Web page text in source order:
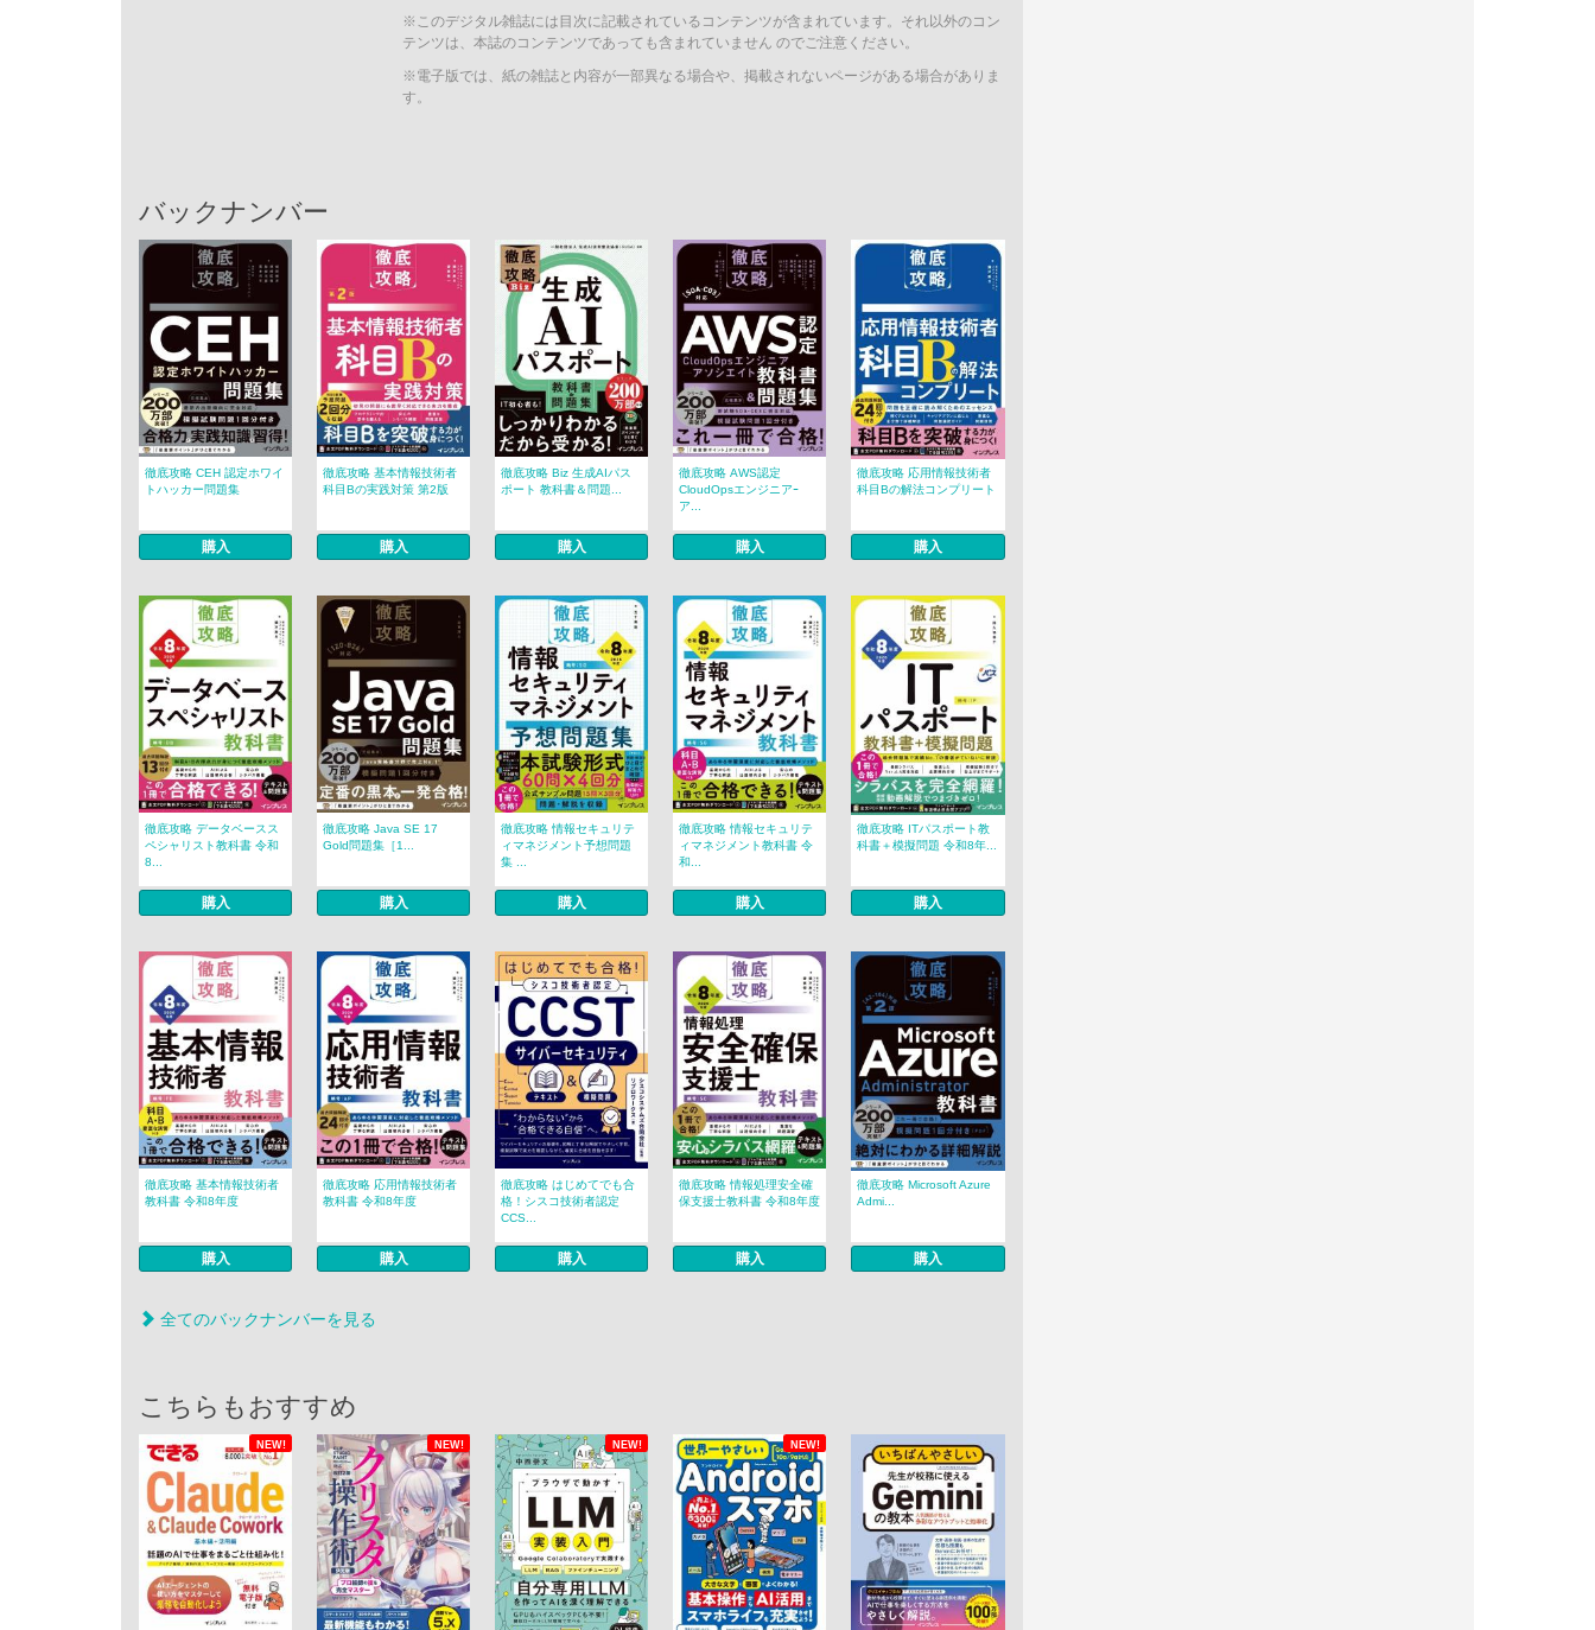
※このデジタル雑誌には目次に記載されているコンテンツが含まれています。それ以外のコン
テンツは、本誌のコンテンツであっても含まれていません のでご注意ください。
※電子版では、紙の雑誌と内容が一部異なる場合や、掲載されないページがある場合がありま
す。
バックナンバー
徹底攻略 CEH 認定ホワイ
トハッカー問題集
購入
徹底攻略 基本情報技術者
科目Bの実践対策 第2版
購入
徹底攻略 Biz 生成AIパス
ポート 教科書＆問題...
購入
徹底攻略 AWS認定
CloudOpsエンジニアｰ
ア...
購入
徹底攻略 応用情報技術者
科目Bの解法コンプリート
購入
徹底攻略 データベースス
ペシャリスト教科書 令和
8...
購入
徹底攻略 Java SE 17
Gold問題集［1...
購入
徹底攻略 情報セキュリテ
ィマネジメント予想問題
集 ...
購入
徹底攻略 情報セキュリテ
ィマネジメント教科書 令
和...
購入
徹底攻略 ITパスポート教
科書＋模擬問題 令和8年...
購入
徹底攻略 基本情報技術者
教科書 令和8年度
購入
徹底攻略 応用情報技術者
教科書 令和8年度
購入
徹底攻略 はじめてでも合
格！シスコ技術者認定
CCS...
購入
徹底攻略 情報処理安全確
保支援士教科書 令和8年度
購入
徹底攻略 Microsoft Azure
Admi...
購入
全てのバックナンバーを見る
こちらもおすすめ
NEW! NEW! NEW! NEW!